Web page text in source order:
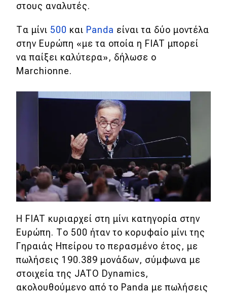
Formula 1
WRC
Τεχνολογία
Mobility
Σταθμοί φόρτισης
Classic
Νέα
Παρουσιάσεις
στους αναλυτές.
Τα μίνι 500 και Panda είναι τα δύο μοντέλα
στην Ευρώπη «με τα οποία η FIAT μπορεί
να παίξει καλύτερα», δήλωσε ο
Marchionne.
Η FIAT κυριαρχεί στη μίνι κατηγορία στην
Ευρώπη. Το 500 ήταν το κορυφαίο μίνι της
Γηραιάς Ηπείρου το περασμένο έτος, με
πωλήσεις 190.389 μονάδων, σύμφωνα με
στοιχεία της JATO Dynamics,
ακολουθούμενο από το Panda με πωλήσεις